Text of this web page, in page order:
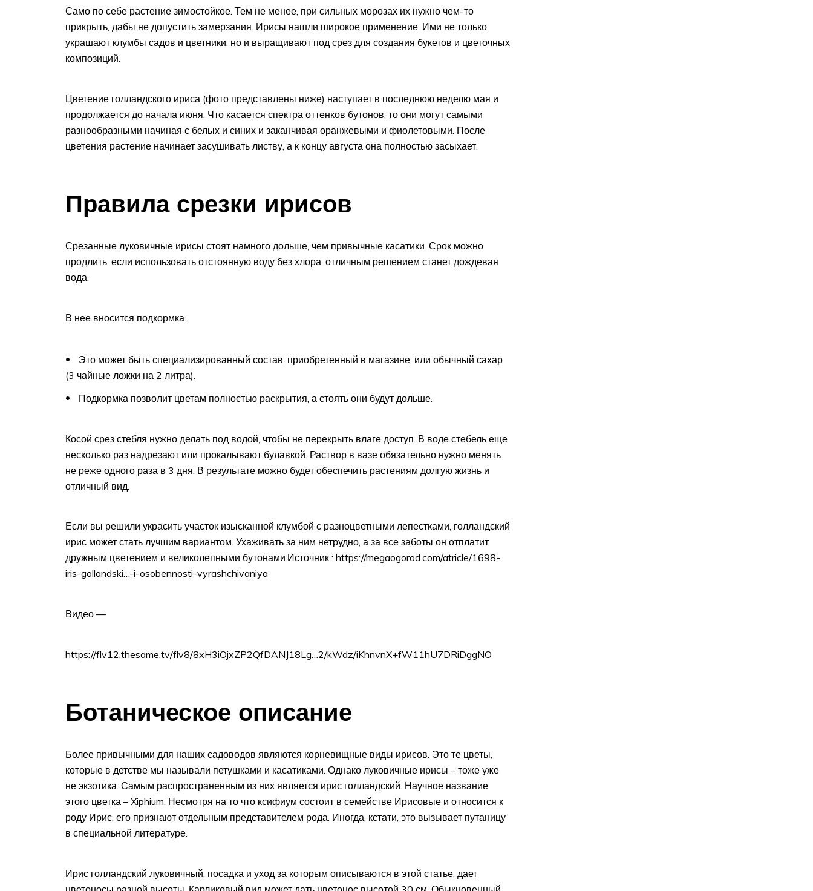
Само по себе растение зимостойкое. Тем не менее, при сильных морозах их нужно чем-то
прикрыть, дабы не допустить замерзания. Ирисы нашли широкое применение. Ими не только
украшают клумбы садов и цветники, но и выращивают под срез для создания букетов и цветочных
композиций.
Цветение голландского ириса (фото представлены ниже) наступает в последнюю неделю мая и
продолжается до начала июня. Что касается спектра оттенков бутонов, то они могут самыми
разнообразными начиная с белых и синих и заканчивая оранжевыми и фиолетовыми. После
цветения растение начинает засушивать листву, а к концу августа она полностью засыхает.
Правила срезки ирисов
Срезанные луковичные ирисы стоят намного дольше, чем привычные касатики. Срок можно
продлить, если использовать отстоянную воду без хлора, отличным решением станет дождевая
вода.
В нее вносится подкормка:
Это может быть специализированный состав, приобретенный в магазине, или обычный сахар
(3 чайные ложки на 2 литра).
Подкормка позволит цветам полностью раскрытия, а стоять они будут дольше.
Косой срез стебля нужно делать под водой, чтобы не перекрыть влаге доступ. В воде стебель еще
несколько раз надрезают или прокалывают булавкой. Раствор в вазе обязательно нужно менять
не реже одного раза в 3 дня. В результате можно будет обеспечить растениям долгую жизнь и
отличный вид.
Если вы решили украсить участок изысканной клумбой с разноцветными лепестками, голландский
ирис может стать лучшим вариантом. Ухаживать за ним нетрудно, а за все заботы он отплатит
дружным цветением и великолепными бутонами.Источник : https://megaogorod.com/atricle/1698-
iris-gollandski…-i-osobennosti-vyrashchivaniya
Видео —
https://flv12.thesame.tv/flv8/8xH3iOjxZP2QfDANJ18Lg…2/kWdz/iKhnvnX+fW11hU7DRiDggNO
Ботаническое описание
Более привычными для наших садоводов являются корневищные виды ирисов. Это те цветы,
которые в детстве мы называли петушками и касатиками. Однако луковичные ирисы – тоже уже
не экзотика. Самым распространенным из них является ирис голландский. Научное название
этого цветка – Xiphium. Несмотря на то что ксифиум состоит в семействе Ирисовые и относится к
роду Ирис, его признают отдельным представителем рода. Иногда, кстати, это вызывает путаницу
в специальной литературе.
Ирис голландский луковичный, посадка и уход за которым описываются в этой статье, дает